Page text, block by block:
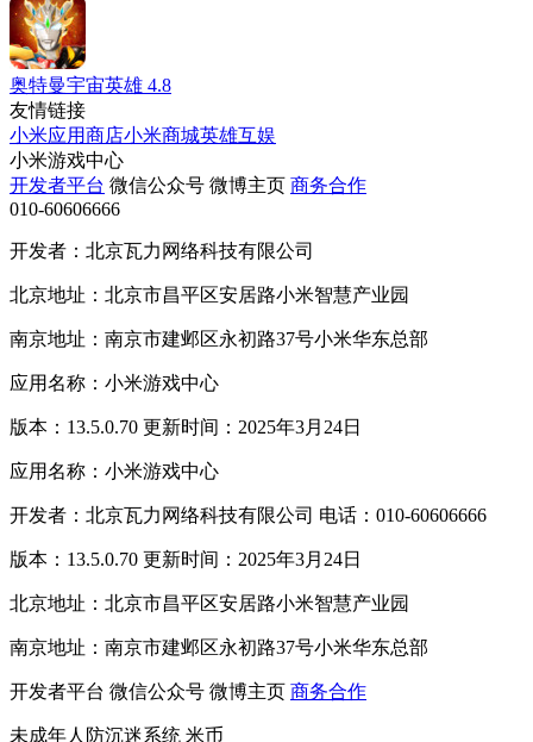
奥特曼宇宙英雄 4.8
友情链接
小米应用商店小米商城英雄互娱
小米游戏中心
开发者平台 微信公众号 微博主页 商务合作
010-60606666
开发者：北京瓦力网络科技有限公司
北京地址：北京市昌平区安居路小米智慧产业园
南京地址：南京市建邺区永初路37号小米华东总部
应用名称：小米游戏中心
版本：13.5.0.70 更新时间：2025年3月24日
应用名称：小米游戏中心
开发者：北京瓦力网络科技有限公司 电话：010-60606666
版本：13.5.0.70 更新时间：2025年3月24日
北京地址：北京市昌平区安居路小米智慧产业园
南京地址：南京市建邺区永初路37号小米华东总部
开发者平台 微信公众号 微博主页 商务合作
未成年人防沉迷系统 米币